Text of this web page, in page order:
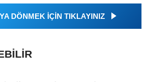
DÖNMEK İÇİN TIKLAYINIZ